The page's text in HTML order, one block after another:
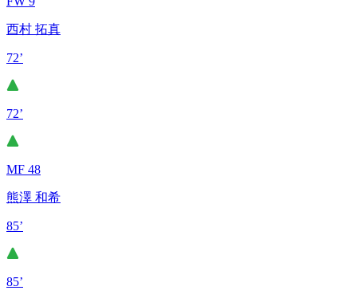
西村 拓真
72’
72’
MF 48
熊澤 和希
85’
85’